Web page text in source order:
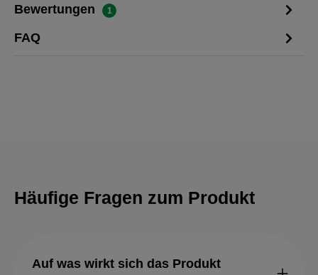
Bewertungen 1
FAQ
Häufige Fragen zum Produkt
Auf was wirkt sich das Produkt